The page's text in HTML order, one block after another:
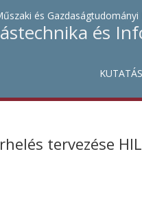
és Gazdaságtudományi
és
tervezése